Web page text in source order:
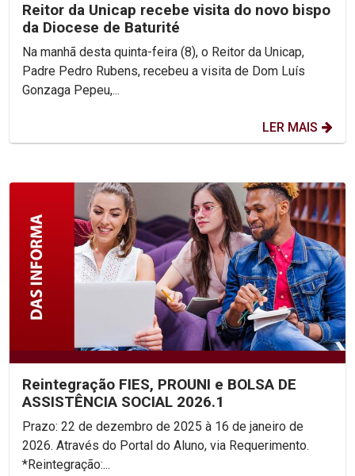
Reitor da Unicap recebe visita do novo bispo
da Diocese de Baturité
Na manhã desta quinta-feira (8), o Reitor da Unicap,
Padre Pedro Rubens, recebeu a visita de Dom Luís
Gonzaga Pepeu,...
LER MAIS
Reintegração FIES, PROUNI e BOLSA DE
ASSISTÊNCIA SOCIAL 2026.1
Prazo: 22 de dezembro de 2025 à 16 de janeiro de
2026. Através do Portal do Aluno, via Requerimento.
*Reintegração:...